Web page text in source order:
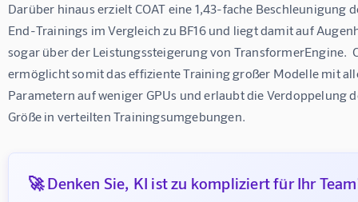
Darüber hinaus erzielt COAT eine 1,43-fache Beschleunigung
End-Trainings im Vergleich zu BF16 und liegt damit auf
sogar über der Leistungssteigerung von TransformerEngine.
ermöglicht somit das effiziente Training großer Modelle mit
Parametern auf weniger GPUs und erlaubt die Verdoppelung
Größe in verteilten Trainingsumgebungen.
🚀 Denken Sie, KI ist zu kompliziert für Ihr